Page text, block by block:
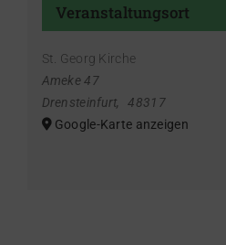
Veranstaltungsort
St. Georg Kirche
Ameke 47
Drensteinfurt,
48317
Google-Karte anzeigen